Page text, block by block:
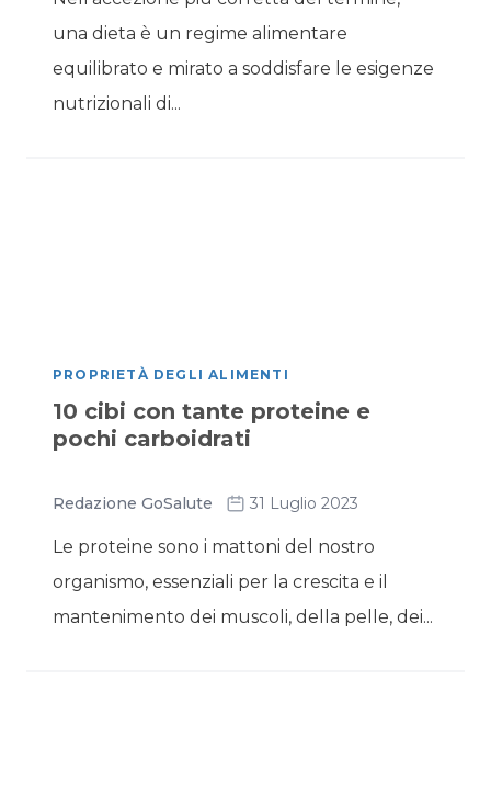
una dieta è un regime alimentare
equilibrato e mirato a soddisfare le esigenze
nutrizionali di...
PROPRIETÀ DEGLI ALIMENTI
10 cibi con tante proteine e
pochi carboidrati
Redazione GoSalute 31 Luglio 2023
Le proteine sono i mattoni del nostro
organismo, essenziali per la crescita e il
mantenimento dei muscoli, della pelle, dei...